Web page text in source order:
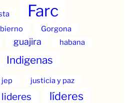
Farc
Gorgona
guajira habana
Indigenas
jep justicia y paz
lideres líderes